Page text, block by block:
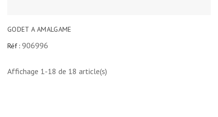
GODET A AMALGAME
Réf : 906996
Affichage 1-18 de 18 article(s)